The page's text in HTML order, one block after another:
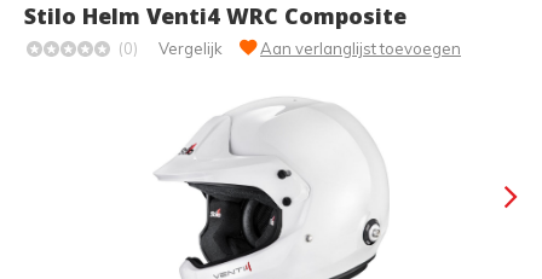
Stilo Helm Venti4 WRC Composite
(0) Vergelijk Aan verlanglijst toevoegen